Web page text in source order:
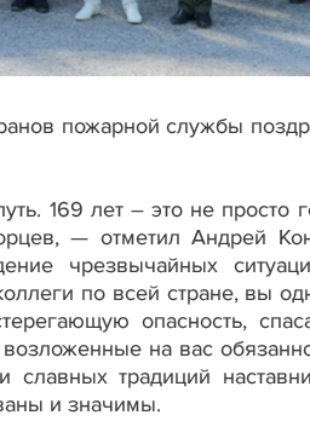
пожарной службы
169 лет – это не просто
— отметил Андрей
чрезвычайных
по всей стране, вы
опасность,
на вас
традиций
и значимы.